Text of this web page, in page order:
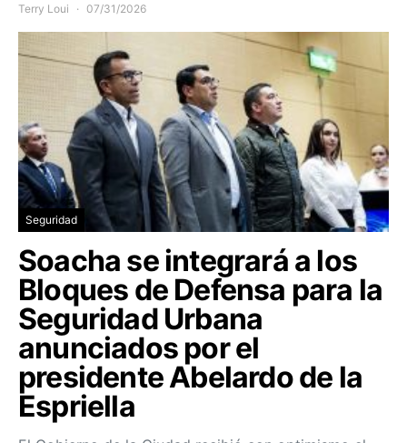
Terry Loui 07/31/2026
Seguridad
Soacha se integrará a los
Bloques de Defensa para la
Seguridad Urbana
anunciados por el
presidente Abelardo de la
Espriella